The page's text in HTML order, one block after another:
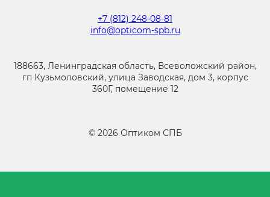
+7 (812) 248-08-81
info@opticom-spb.ru
188663, Ленинградская область, Всеволожский район,
гп Кузьмоловский, улица Заводская, дом 3, корпус
360Г, помещение 12
© 2026 Оптиком СПБ